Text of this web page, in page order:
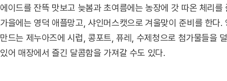
에이드를 잔뜩 맛보고 늦봄과 초여름에는 농장에 갓 따온 체리
가을에는 영덕 애플망고, 샤인머스캣으로 겨울맞이 준비를 한
만드는 제누아즈에 시럽, 콩포트, 퓨레, 수제청으로 첨가물들을
있어 매장에서 즐긴 달콤함을 가져갈 수도 있다.